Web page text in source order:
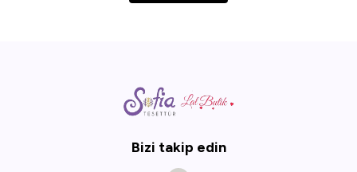
Bizi takip edin